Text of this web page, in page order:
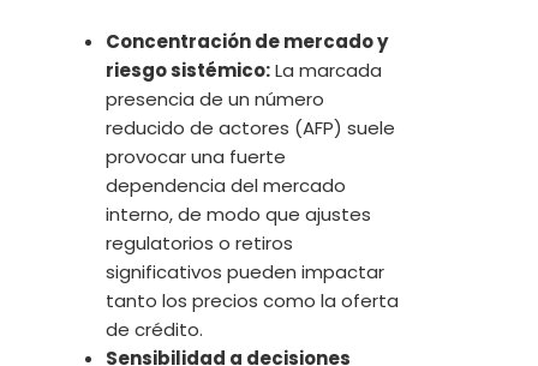
Concentración de mercado y
riesgo sistémico:La marcada
presencia de un número
reducido de actores (AFP) suele
provocar una fuerte
dependencia del mercado
interno, de modo que ajustes
regulatorios o retiros
significativos pueden impactar
tanto los precios como la oferta
de crédito.
Sensibilidad a decisiones